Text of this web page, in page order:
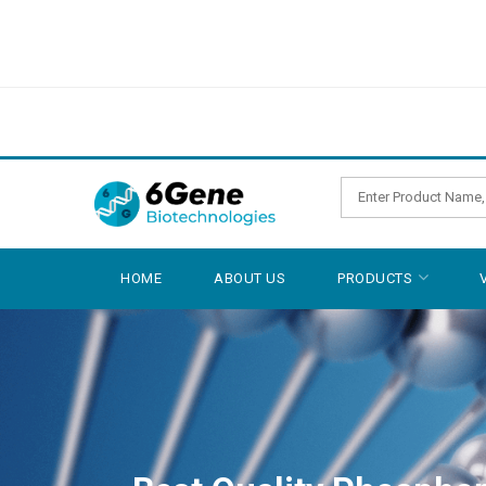
HOME ABOUT US PRODUCTS